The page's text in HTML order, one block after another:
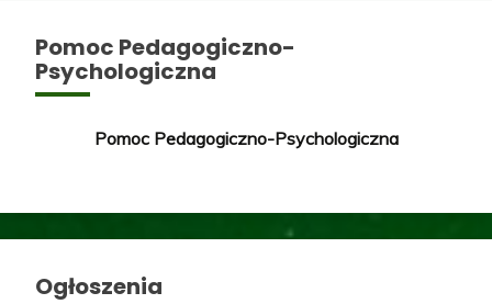
Pomoc Pedagogiczno-
Psychologiczna
Pomoc Pedagogiczno-Psychologiczna
Ogłoszenia